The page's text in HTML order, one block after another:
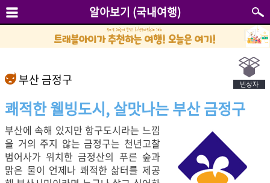
알아보기 (국내여행)
부산 금정구
쾌적한 웰빙도시, 살맛나는 부산 금정구
부산에 속해 있지만 항구도시라는 느낌
을 거의 주지 않는 금정구는 천년고찰
범어사가 위치한 금정산의 푸른 숲과
맑은 물이 언제나 쾌적한 삶터를 제공